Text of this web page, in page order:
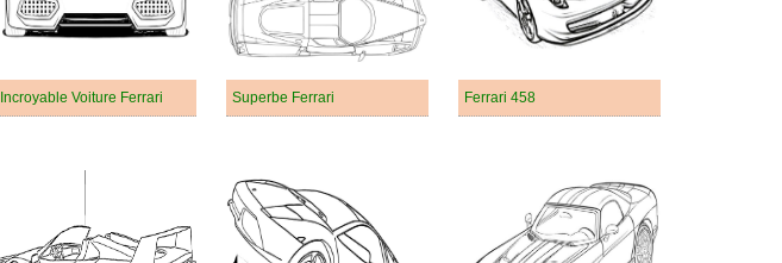
Incroyable Voiture Ferrari Superbe Ferrari Ferrari 458